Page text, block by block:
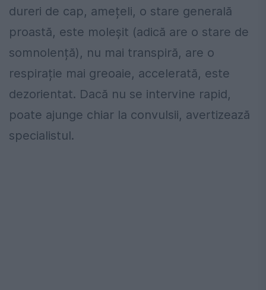
dureri de cap, amețeli, o stare generală
proastă, este moleșit (adică are o stare de
somnolență), nu mai transpiră, are o
respirație mai greoaie, accelerată, este
dezorientat. Dacă nu se intervine rapid,
poate ajunge chiar la convulsii, avertizează
specialistul.